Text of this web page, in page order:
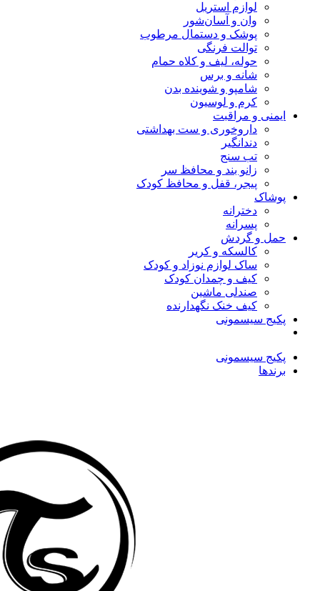
لوازم استریل
وان و آسان‌شور
پوشک و دستمال مرطوب
توالت فرنگی
حوله، لیف و کلاه حمام
شانه و برس
شامپو و شوینده بدن
کرم و لوسیون
ایمنی و مراقبت
داروخوری و ست بهداشتی
دندانگیر
تب‌ سنج
زانو بند و محافظ سر
پیجر، قفل و محافظ کودک
پوشاک
دخترانه
پسرانه
حمل و گردش
کالسکه و کریر
ساک لوازم نوزاد و کودک
کیف و چمدان کودک
صندلی ماشین
کیف خنک نگهدارنده
پکیج سیسمونی
پکیج سیسمونی
برندها